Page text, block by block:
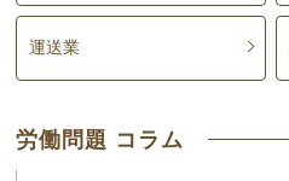
運送業
労働問題 コラム